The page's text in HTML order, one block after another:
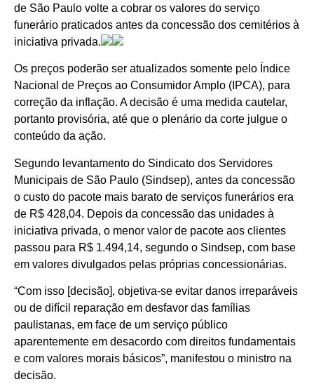
de São Paulo volte a cobrar os valores do serviço
funerário praticados antes da concessão dos cemitérios à
iniciativa privada.
Os preços poderão ser atualizados somente pelo Índice
Nacional de Preços ao Consumidor Amplo (IPCA), para
correção da inflação. A decisão é uma medida cautelar,
portanto provisória, até que o plenário da corte julgue o
conteúdo da ação.
Segundo levantamento do Sindicato dos Servidores
Municipais de São Paulo (Sindsep), antes da concessão
o custo do pacote mais barato de serviços funerários era
de R$ 428,04. Depois da concessão das unidades à
iniciativa privada, o menor valor de pacote aos clientes
passou para R$ 1.494,14, segundo o Sindsep, com base
em valores divulgados pelas próprias concessionárias.
“Com isso [decisão], objetiva-se evitar danos irreparáveis
ou de difícil reparação em desfavor das famílias
paulistanas, em face de um serviço público
aparentemente em desacordo com direitos fundamentais
e com valores morais básicos”, manifestou o ministro na
decisão.